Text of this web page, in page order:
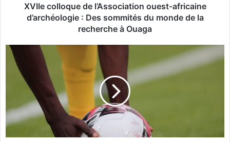
d
s
o
XVIIe colloque de l’Association ouest-africaine
d’archéologie : Des sommités du monde de la
recherche à Ouaga
a
t
o